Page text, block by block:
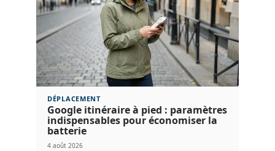
DÉPLACEMENT
Google itinéraire à pied : paramètres
indispensables pour économiser la
batterie
4 août 2026